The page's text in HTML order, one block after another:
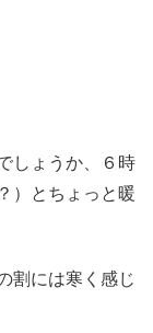
しょうか、６時
）とちょっと暖
割には寒く感じ